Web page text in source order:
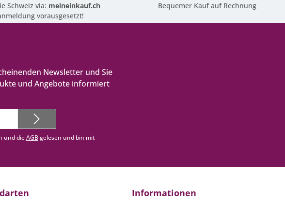
Schweiz via: meineinkauf.ch
vorausgesetzt!
Bequemer Kauf auf Rechnung
Newsletter und Sie
und Angebote informiert
und dieAGBgelesen und bin mit
Informationen